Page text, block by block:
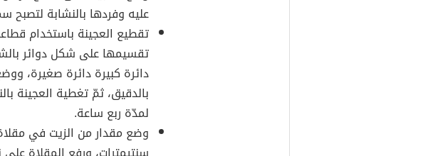
عليه وفردها بالنشابة لتصبح سماكتها
تقطيع العجينة باستخدام
تقسيمها على شكل دوائر
دائرة كبيرة دائرة صغيرة،
بالدقيق، ثمّ تغطية العجينة
لمدّة ربع ساعة.